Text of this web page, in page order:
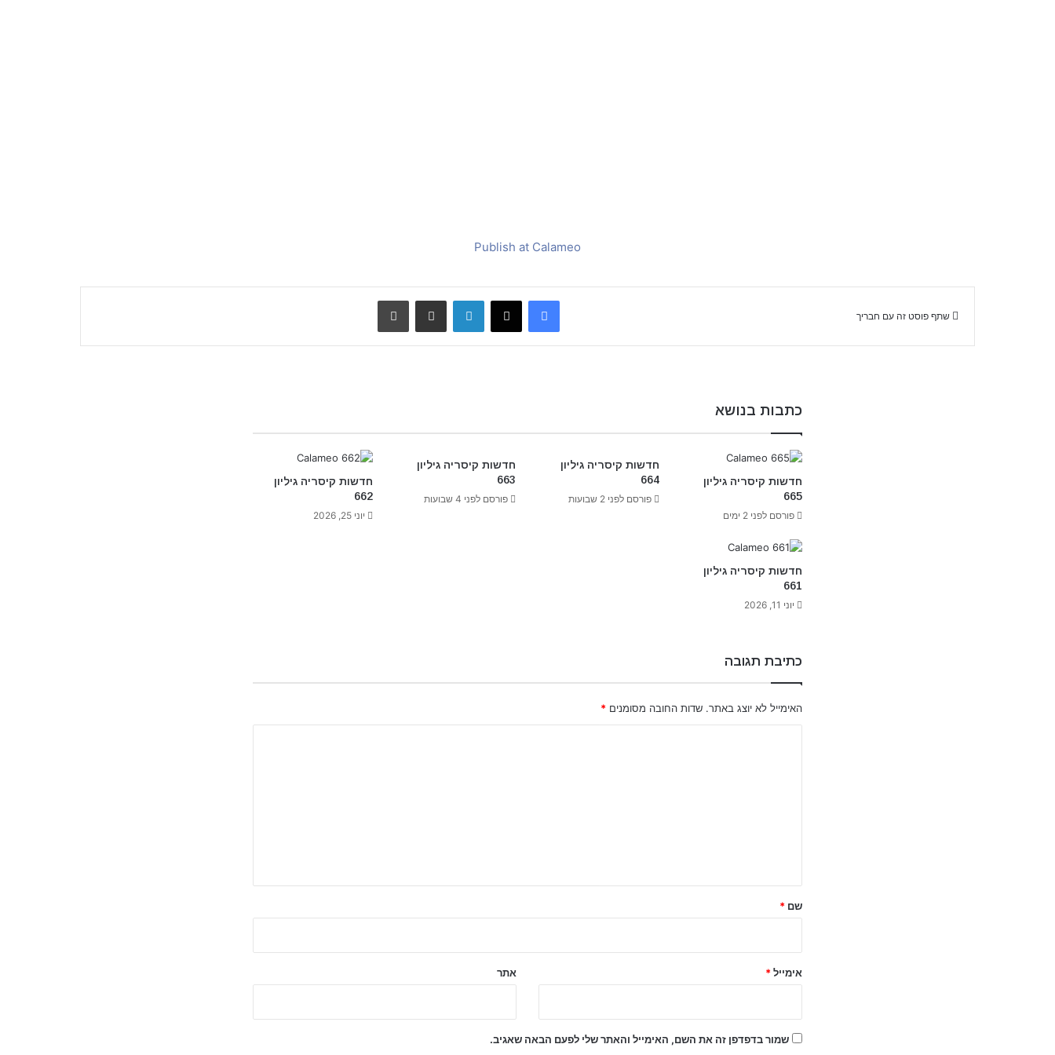
Publish at Calameo
שתף פוסט זה עם חבריך
כתבות בנושא
חדשות קיסריה גיליון
665
פורסם לפני 2 ימים
חדשות קיסריה גיליון
664
פורסם לפני 2 שבועות
חדשות קיסריה גיליון
663
פורסם לפני 4 שבועות
חדשות קיסריה גיליון
662
יוני 25, 2026
חדשות קיסריה גיליון
661
יוני 11, 2026
כתיבת תגובה
האימייל לא יוצג באתר. שדות החובה מסומנים *
ל
שם *
אימייל * אתר
שמור בדפדפן זה את השם, האימייל והאתר שלי לפעם הבאה שאגיב.